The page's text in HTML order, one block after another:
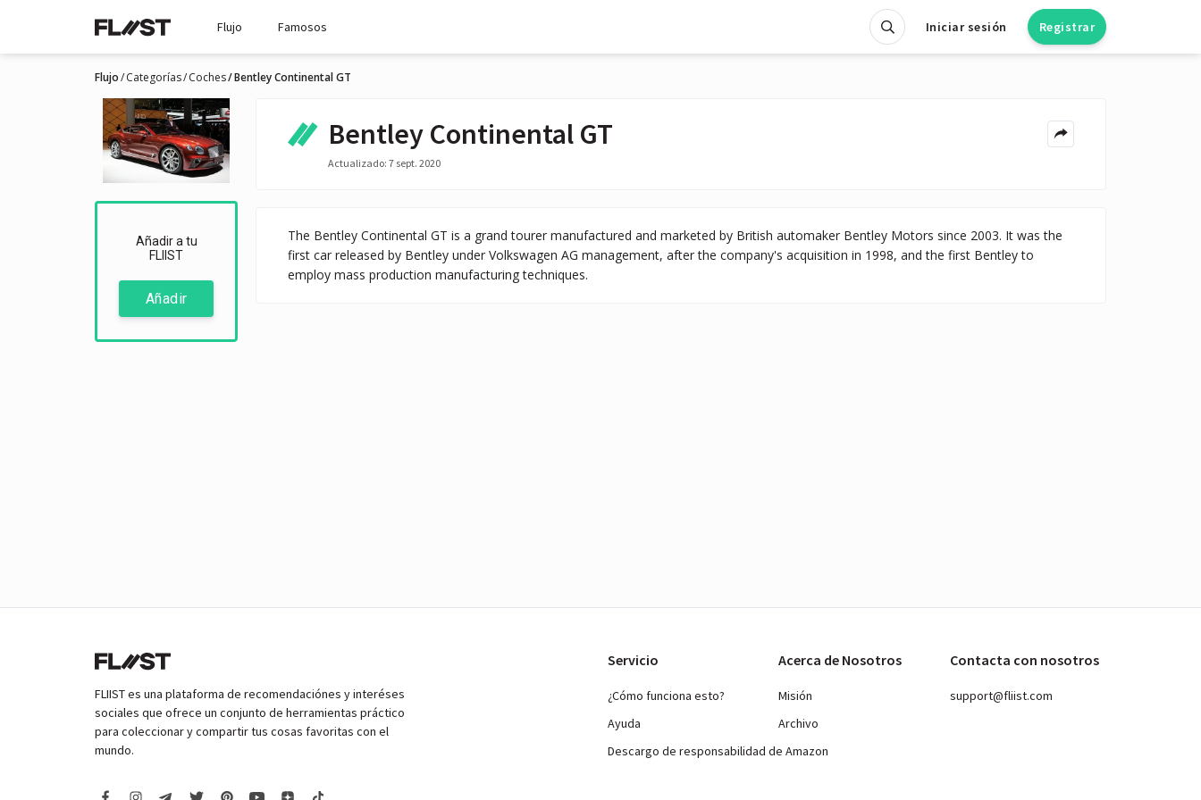
Flujo Famosos Iniciar sesión Registrar
Flujo Categorías Coches Bentley Continental GT
Añadir a tu
FLIIST
Añadir
Bentley Continental GT
Actualizado: 7 sept. 2020
The Bentley Continental GT is a grand tourer manufactured and marketed by British automaker Bentley Motors since 2003. It was the
first car released by Bentley under Volkswagen AG management, after the company's acquisition in 1998, and the first Bentley to
employ mass production manufacturing techniques.
FLIIST es una plataforma de recomendaciónes y interéses
sociales que ofrece un conjunto de herramientas práctico
para coleccionar y compartir tus cosas favoritas con el
mundo.
Servicio
¿Cómo funciona esto?
Ayuda
Descargo de responsabilidad de Amazon
Acerca de Nosotros
Misión
Archivo
Contacta con nosotros
support@fliist.com